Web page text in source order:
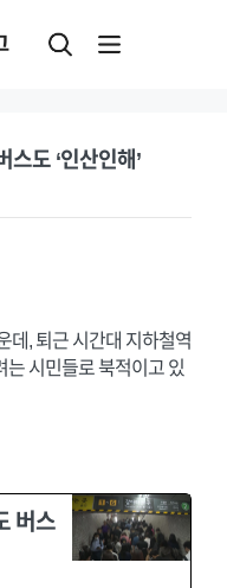
도 ‘인산인해’
데, 퇴근 시간대 지하철역
시민들로 북적이고 있
버스